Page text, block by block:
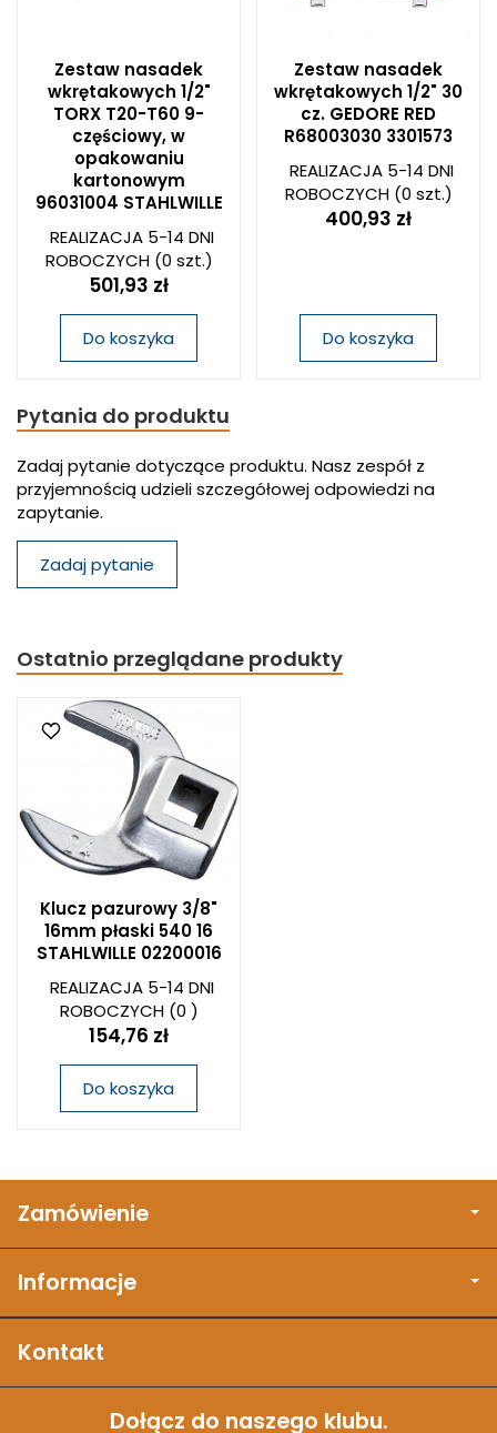
Zestaw nasadek
wkrętakowych 1/2"
TORX T20-T60 9-
częściowy, w
opakowaniu
kartonowym
96031004 STAHLWILLE
REALIZACJA 5-14 DNI
ROBOCZYCH(0 szt.)
501,93 zł
Do koszyka
Zestaw nasadek
wkrętakowych 1/2" 30
cz. GEDORE RED
R68003030 3301573
REALIZACJA 5-14 DNI
ROBOCZYCH(0 szt.)
400,93 zł
Do koszyka
Pytania do produktu
Zadaj pytanie dotyczące produktu. Nasz zespół z
przyjemnością udzieli szczegółowej odpowiedzi na
zapytanie.
Zadaj pytanie
Ostatnio przeglądane produkty
Klucz pazurowy 3/8"
16mm płaski 540 16
STAHLWILLE 02200016
REALIZACJA 5-14 DNI
ROBOCZYCH(0 )
154,76 zł
Do koszyka
Zamówienie
Informacje
Kontakt
Dołącz do naszego klubu.